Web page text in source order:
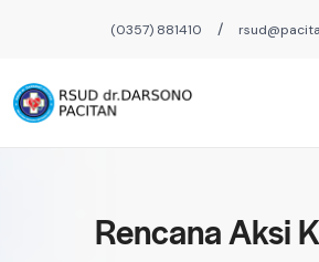
(0357) 881410 /
Rencana Aksi